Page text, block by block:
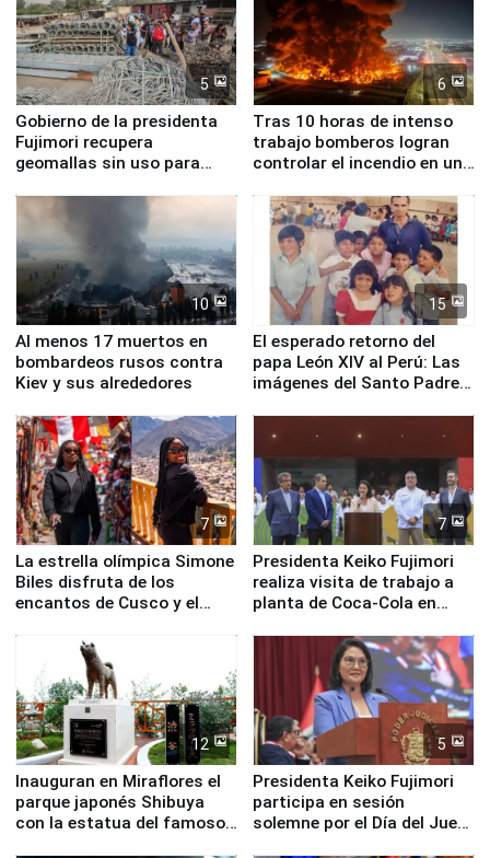
5
Gobierno de la presidenta
Fujimori recupera
geomallas sin uso para
Fenómeno El Niño
6
Tras 10 horas de intenso
trabajo bomberos logran
controlar el incendio en una
de Chile
10
Al menos 17 muertos en
bombardeos rusos contra
Kiev y sus alrededores
15
El esperado retorno del
papa León XIV al Perú: Las
imágenes del Santo Padre
7
La estrella olímpica Simone
Biles disfruta de los
encantos de Cusco y el
7
Presidenta Keiko Fujimori
realiza visita de trabajo a
planta de Coca-Cola en
12
Inauguran en Miraflores el
parque japonés Shibuya
con la estatua del famoso
5
Presidenta Keiko Fujimori
participa en sesión
solemne por el Día del Juez